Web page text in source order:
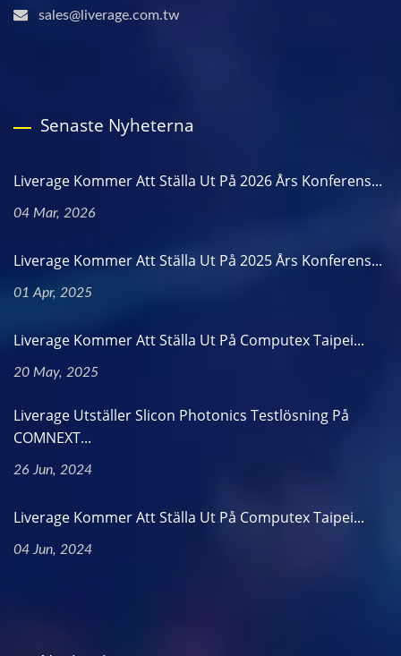
sales@liverage.com.tw
Senaste Nyheterna
Liverage Kommer Att Ställa Ut På 2026 Års Konferens...
04 Mar, 2026
Liverage Kommer Att Ställa Ut På 2025 Års Konferens...
01 Apr, 2025
Liverage Kommer Att Ställa Ut På Computex Taipei...
20 May, 2025
Liverage Utställer Slicon Photonics Testlösning På
COMNEXT...
26 Jun, 2024
Liverage Kommer Att Ställa Ut På Computex Taipei...
04 Jun, 2024